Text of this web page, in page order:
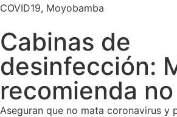
COVID19, Moyobamba
Cabinas de
desinfección:
recomienda
Aseguran que no mata coronavirus y